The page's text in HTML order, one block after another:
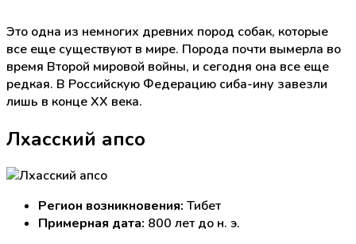
Это одна из немногих древних пород собак, которые
все еще существуют в мире. Порода почти вымерла во
время Второй мировой войны, и сегодня она все еще
редкая. В Российскую Федерацию сиба-ину завезли
лишь в конце XX века.
Лхасский апсо
Регион возникновения: Тибет
Примерная дата: 800 лет до н. э.